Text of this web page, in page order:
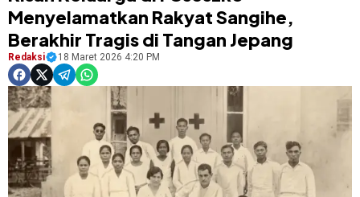
Menyelamatkan Rakyat Sangihe,
Berakhir Tragis di Tangan Jepang
Redaksi 18 Maret 2026 4:20 PM